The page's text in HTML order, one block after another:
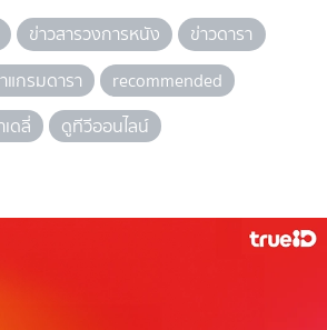
ข่าวสารวงการหนัง
ข่าวดารา
แกรมดารา
recommended
เดลี่ ดูทีวีออนไลน์